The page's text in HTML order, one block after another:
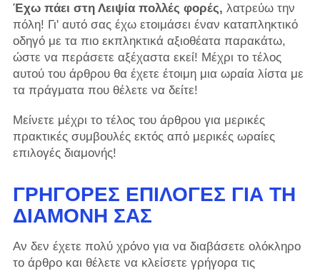
Έχω πάει στη Λειψία πολλές φορές, λατρεύω την
πόλη! Γι' αυτό σας έχω ετοιμάσει έναν καταπληκτικό
οδηγό με τα πιο εκπληκτικά αξιοθέατα παρακάτω,
ώστε να περάσετε αξέχαστα εκεί! Μέχρι το τέλος
αυτού του άρθρου θα έχετε έτοιμη μια ωραία λίστα με
τα πράγματα που θέλετε να δείτε!
Μείνετε μέχρι το τέλος του άρθρου για μερικές
πρακτικές συμβουλές εκτός από μερικές ωραίες
επιλογές διαμονής!
ΓΡΉΓΟΡΕΣ ΕΠΙΛΟΓΈΣ ΓΙΑ ΤΗ
ΔΙΑΜΟΝΉ ΣΑΣ
Αν δεν έχετε πολύ χρόνο για να διαβάσετε ολόκληρο
το άρθρο και θέλετε να κλείσετε γρήγορα τις